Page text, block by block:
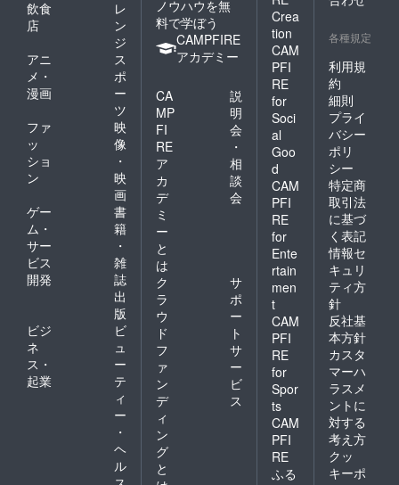
飲食
店
レ
ン
ジ
アニ
メ・
漫画
ス
ポ
ー
ツ
ファ
ッ
ショ
ン
映
像
・
映
画
ゲー
ム・
サー
ビス
開発
書
籍
・
雑
誌
出
版
ビジ
ネ
ス・
起業
ビ
ュ
ー
テ
ィ
ー
・
ヘ
ル
ノウハウを無
料で学ぼう
CAMPFIRE
アカデミー
CA
MP
FI
RE
ア
カ
デ
ミ
ー
と
は
説
明
会
・
相
談
会
ク
ラ
ウ
ド
フ
ァ
ン
デ
ィ
ン
グ
と
サ
ポ
ー
ト
サ
ー
ビ
ス
Crea
tion
CAM
PFI
RE
for
Soci
al
Goo
d
CAM
PFI
RE
for
Ente
rtain
men
t
CAM
PFI
RE
for
Spor
ts
CAM
PFI
RE
ふる
各種規定
利用規
約
細則
プライ
バシー
ポリ
シー
特定商
取引法
に基づ
く表記
情報セ
キュリ
ティ方
針
反社基
本方針
カスタ
マーハ
ラスメ
ントに
対する
考え方
クッ
キーポ